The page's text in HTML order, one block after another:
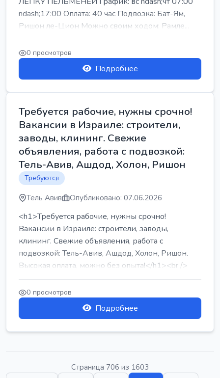
ndash;17:00 Оплата: 40 час Подвозка: Бат-Ям,
Ришон ле-Цион Можно своим ходом: Рамле...
0 просмотров
Подробнее
Требуется рабочие, нужны срочно!
Вакансии в Израиле: строители,
заводы, клининг. Свежие
объявления, работа с подвозкой:
Тель-Авив, Ашдод, Холон, Ришон
Требуются
Тель Авив Опубликовано: 07.06.2026
<h1>Требуется рабочие, нужны срочно!
Вакансии в Израиле: строители, заводы,
клининг. Свежие объявления, работа с
подвозкой: Тель-Авив, Ашдод, Холон, Ришон.
Высокая оплата, можно без опыта!</h1><br />
...
0 просмотров
Подробнее
Страница 706 из 1603